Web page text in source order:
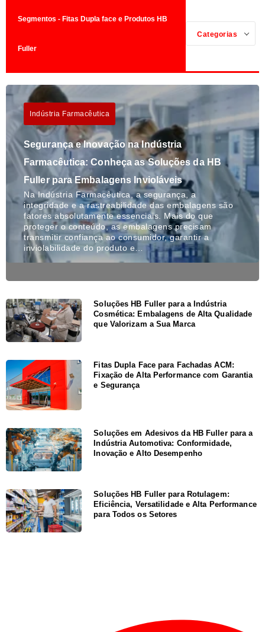
Segmentos - Fitas Dupla face e Produtos HB
Fuller
Categorias
Indústria Farmacêutica
Segurança e Inovação na Indústria
Farmacêutica: Conheça as Soluções da HB
Fuller para Embalagens Invioláveis
Na Indústria Farmacêutica, a segurança, a
integridade e a rastreabilidade das embalagens são
fatores absolutamente essenciais. Mais do que
proteger o conteúdo, as embalagens precisam
transmitir confiança ao consumidor, garantir a
inviolabilidade do produto e…
Soluções HB Fuller para a Indústria
Cosmética: Embalagens de Alta Qualidade
que Valorizam a Sua Marca
Fitas Dupla Face para Fachadas ACM:
Fixação de Alta Performance com Garantia
e Segurança
Soluções em Adesivos da HB Fuller para a
Indústria Automotiva: Conformidade,
Inovação e Alto Desempenho
Soluções HB Fuller para Rotulagem:
Eficiência, Versatilidade e Alta Performance
para Todos os Setores